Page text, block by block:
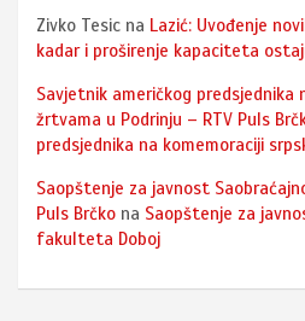
Zivko Tesic na Lazić: Uvođenje
kadar i proširenje kapaciteta
Savjetnik američkog predsjednika
žrtvama u Podrinju – RTV Puls
predsjednika na komemoraciji
Saopštenje za javnost
Puls Brčko na Saopštenje za
fakulteta Doboj